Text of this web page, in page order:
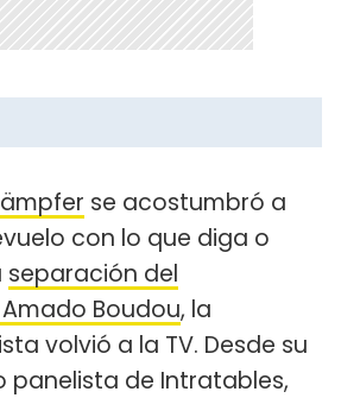
se acostumbró a
con lo que diga o
separación del
Boudou, la
volvió a la TV. Desde su
panelista de Intratables,